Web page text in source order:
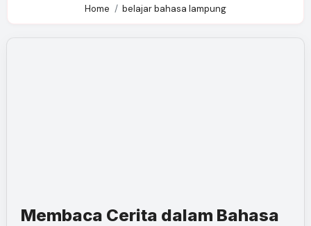
Home belajar bahasa lampung
Membaca Cerita dalam Bahasa